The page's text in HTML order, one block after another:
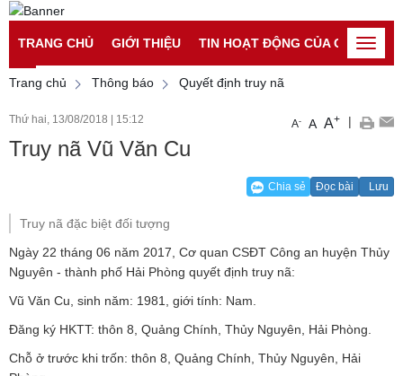
Đăng nhập
Đăng ký
TRANG CHỦ
GIỚI THIỆU TIN HOẠT ĐỘNG CỦA CATPToggle
Trang chủ
Thông báo Quyết định truy nã
Thứ hai, 13/08/2018 15:12 A- A A+ |
Truy nã Vũ Văn Cu
Chia sẻ Đọc bài Lưu
Truy nã đặc biệt đối tượng
Ngày 22 tháng 06 năm 2017, Cơ quan CSĐT Công an huyện Thủy
Nguyên - thành phố Hải Phòng quyết định truy nã:
Vũ Văn Cu, sinh năm: 1981, giới tính: Nam.
Đăng ký HKTT: thôn 8, Quảng Chính, Thủy Nguyên, Hải Phòng.
Chỗ ở trước khi trốn: thôn 8, Quảng Chính, Thủy Nguyên, Hải